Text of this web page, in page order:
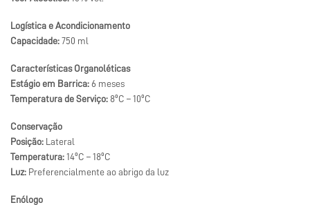
Logística e Acondicionamento
Capacidade: 750 ml
Características Organoléticas
Estágio em Barrica: 6 meses
Temperatura de Serviço: 8ºC – 10ºC
Conservação
Posição: Lateral
Temperatura: 14ºC – 18ºC
Luz: Preferencialmente ao abrigo da luz
Enólogo